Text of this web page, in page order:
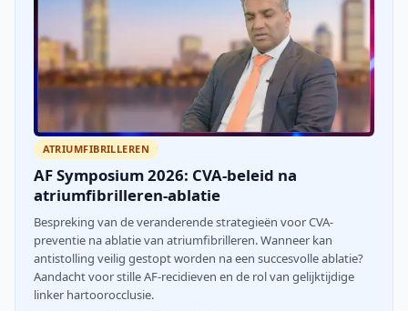
ATRIUMFIBRILLEREN
AF Symposium 2026: CVA-beleid na
atriumfibrilleren-ablatie
Bespreking van de veranderende strategieën voor CVA-
preventie na ablatie van atriumfibrilleren. Wanneer kan
antistolling veilig gestopt worden na een succesvolle ablatie?
Aandacht voor stille AF-recidieven en de rol van gelijktijdige
linker hartoorocclusie.